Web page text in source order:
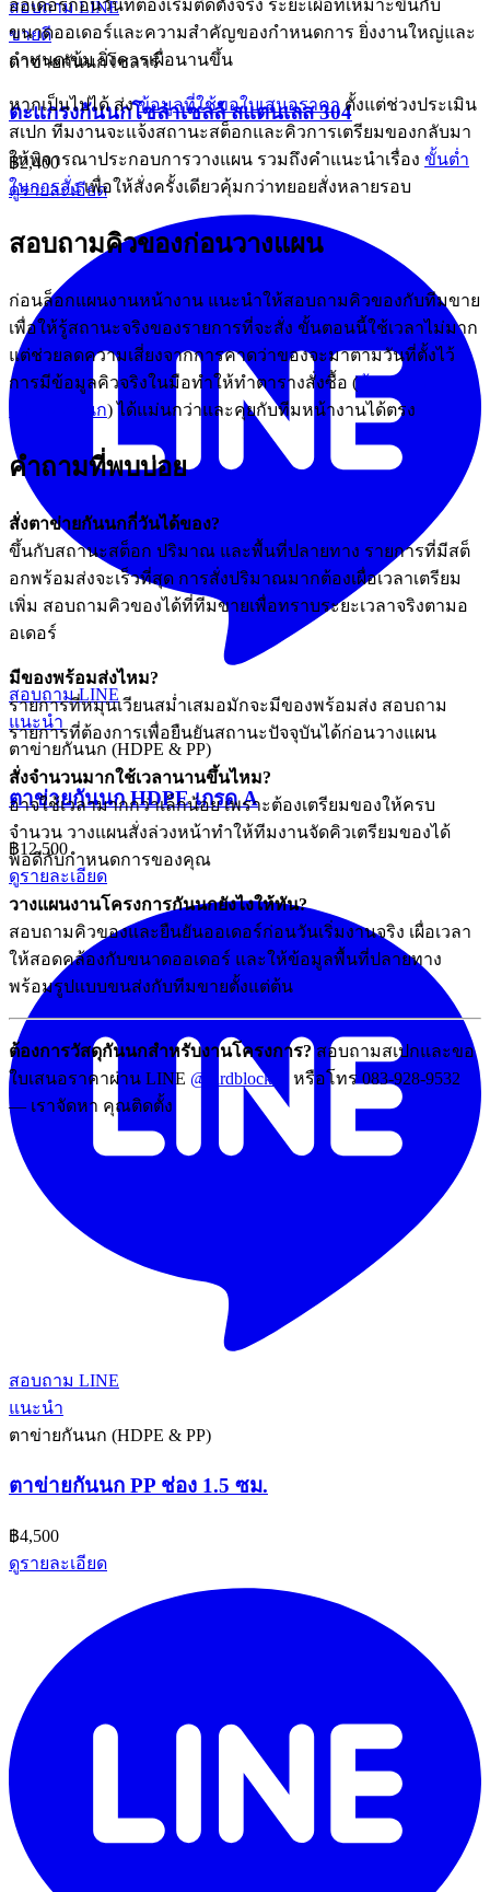
ออเดอร์ก่อนวันที่ต้องเริ่มติดตั้งจริง ระยะเผื่อที่เหมาะขึ้นกับ
ขนาดออเดอร์และความสำคัญของกำหนดการ ยิ่งงานใหญ่และ
กำหนดเข้ม ยิ่งควรเผื่อนานขึ้น
หากเป็นไปได้ ส่งข้อมูลที่ใช้ขอใบเสนอราคา ตั้งแต่ช่วงประเมิน
สเปก ทีมงานจะแจ้งสถานะสต็อกและคิวการเตรียมของกลับมา
ให้พิจารณาประกอบการวางแผน รวมถึงคำแนะนำเรื่อง ขั้นต่ำ
ในการสั่งเพื่อให้สั่งครั้งเดียวคุ้มกว่าทยอยสั่งหลายรอบ
สอบถามคิวของก่อนวางแผน
ก่อนล็อกแผนงานหน้างาน แนะนำให้สอบถามคิวของกับทีมขาย
เพื่อให้รู้สถานะจริงของรายการที่จะสั่ง ขั้นตอนนี้ใช้เวลาไม่มาก
แต่ช่วยลดความเสี่ยงจากการคาดว่าของจะมาตามวันที่ตั้งไว้
การมีข้อมูลคิวจริงในมือทำให้ทำตารางสั่งซื้อ (ข้อมูลที่หมวด
ตาข่ายกันนก) ได้แม่นกว่าและคุยกับทีมหน้างานได้ตรง
คำถามที่พบบ่อย
สั่งตาข่ายกันนกกี่วันได้ของ?
ขึ้นกับสถานะสต็อก ปริมาณ และพื้นที่ปลายทาง รายการที่มีสต็
อกพร้อมส่งจะเร็วที่สุด การสั่งปริมาณมากต้องเผื่อเวลาเตรียม
เพิ่ม สอบถามคิวของได้ที่ทีมขายเพื่อทราบระยะเวลาจริงตามอ
อเดอร์
มีของพร้อมส่งไหม?
รายการที่หมุนเวียนสม่ำเสมอมักจะมีของพร้อมส่ง สอบถาม
รายการที่ต้องการเพื่อยืนยันสถานะปัจจุบันได้ก่อนวางแผน
สั่งจำนวนมากใช้เวลานานขึ้นไหม?
อาจใช้เวลามากกว่าเล็กน้อย เพราะต้องเตรียมของให้ครบ
จำนวน วางแผนสั่งล่วงหน้าทำให้ทีมงานจัดคิวเตรียมของได้
พอดีกับกำหนดการของคุณ
วางแผนงานโครงการกันนกยังไงให้ทัน?
สอบถามคิวของและยืนยันออเดอร์ก่อนวันเริ่มงานจริง เผื่อเวลา
ให้สอดคล้องกับขนาดออเดอร์ และให้ข้อมูลพื้นที่ปลายทาง
พร้อมรูปแบบขนส่งกับทีมขายตั้งแต่ต้น
ต้องการวัสดุกันนกสำหรับงานโครงการ?สอบถามสเปกและขอ
ใบเสนอราคาผ่าน LINE @birdblocked
หรือโทร 083-928-9532
— เราจัดหา คุณติดตั้ง
สอบถาม LINE
ขายดี
ตาข่ายกันนกโซลาร์
ตะแกรงกันนกโซล่าเซลล์ สแตนเลส 304
฿2,400
ดูรายละเอียด
สอบถาม LINE
แนะนำ
ตาข่ายกันนก (HDPE & PP)
ตาข่ายกันนก HDPE เกรด A
฿12,500
ดูรายละเอียด
สอบถาม LINE
แนะนำ
ตาข่ายกันนก (HDPE & PP)
ตาข่ายกันนก PP ช่อง 1.5 ซม.
฿4,500
ดูรายละเอียด